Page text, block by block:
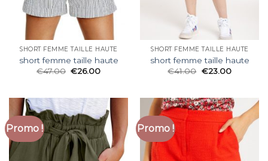
SHORT FEMME TAILLE HAUTE
short femme taille haute
€47.00 €26.00
SHORT FEMME TAILLE HAUTE
short femme taille haute
€41.00 €23.00
Promo ! Promo !